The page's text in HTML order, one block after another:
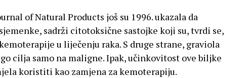
of Natural Products još su 1996. ukazala da
sadrži citotoksične sastojke koji su, tvrdi se,
u liječenju raka. S druge strane, graviola
cilja samo na maligne. Ipak, učinkovitost ove biljke
koristiti kao zamjena za kemoterapiju.